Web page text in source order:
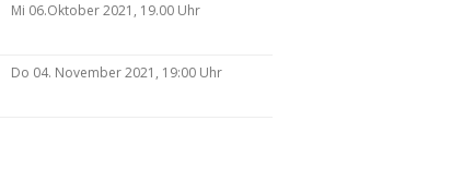
Mi 06.Oktober 2021, 19.00 Uhr
Do 04. November 2021, 19:00 Uhr